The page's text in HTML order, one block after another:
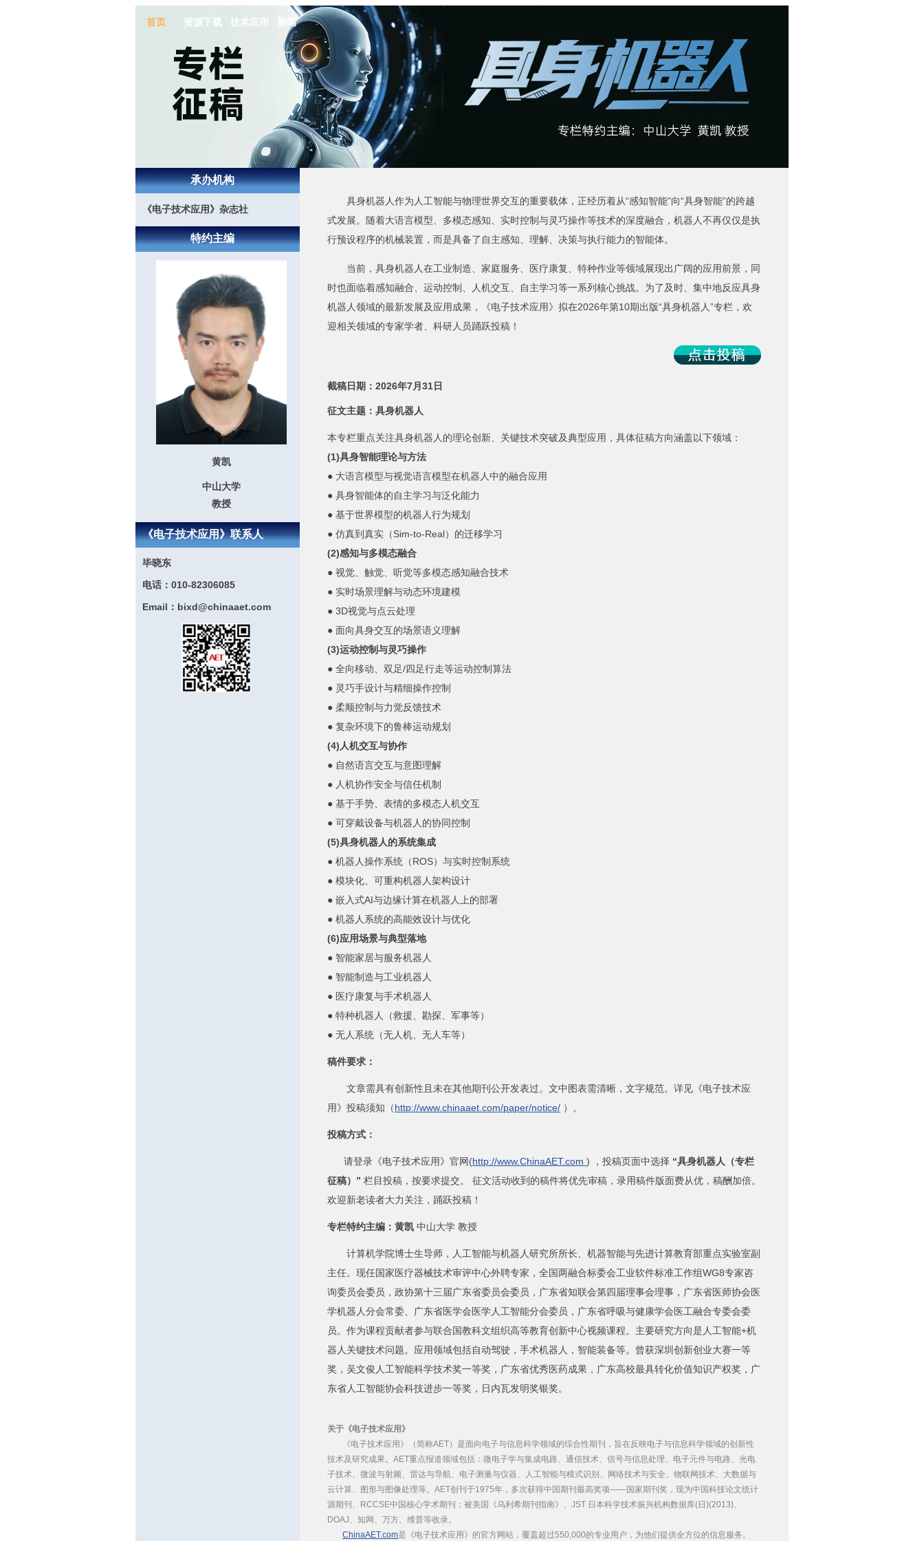
首页 资源下载 技术应用 新闻
承办机构
《电子技术应用》杂志社
特约主编
黄凯
中山大学
教授
《电子技术应用》联系人
毕晓东
电话：010-82306085
Email：bixd@chinaaet.com
具身机器人作为人工智能与物理世界交互的重要载体，正经历着从“感知智能”向“具身智能”的跨越
式发展。随着大语言模型、多模态感知、实时控制与灵巧操作等技术的深度融合，机器人不再仅仅是执
行预设程序的机械装置，而是具备了自主感知、理解、决策与执行能力的智能体。
当前，具身机器人在工业制造、家庭服务、医疗康复、特种作业等领域展现出广阔的应用前景，同
时也面临着感知融合、运动控制、人机交互、自主学习等一系列核心挑战。为了及时、集中地反应具身
机器人领域的最新发展及应用成果，《电子技术应用》拟在2026年第10期出版“具身机器人”专栏，欢
迎相关领域的专家学者、科研人员踊跃投稿！
截稿日期：2026年7月31日
征文主题：具身机器人
本专栏重点关注具身机器人的理论创新、关键技术突破及典型应用，具体征稿方向涵盖以下领域：
(1)具身智能理论与方法
● 大语言模型与视觉语言模型在机器人中的融合应用
● 具身智能体的自主学习与泛化能力
● 基于世界模型的机器人行为规划
● 仿真到真实（Sim-to-Real）的迁移学习
(2)感知与多模态融合
● 视觉、触觉、听觉等多模态感知融合技术
● 实时场景理解与动态环境建模
● 3D视觉与点云处理
● 面向具身交互的场景语义理解
(3)运动控制与灵巧操作
● 全向移动、双足/四足行走等运动控制算法
● 灵巧手设计与精细操作控制
● 柔顺控制与力觉反馈技术
● 复杂环境下的鲁棒运动规划
(4)人机交互与协作
● 自然语言交互与意图理解
● 人机协作安全与信任机制
● 基于手势、表情的多模态人机交互
● 可穿戴设备与机器人的协同控制
(5)具身机器人的系统集成
● 机器人操作系统（ROS）与实时控制系统
● 模块化、可重构机器人架构设计
● 嵌入式AI与边缘计算在机器人上的部署
● 机器人系统的高能效设计与优化
(6)应用场景与典型落地
● 智能家居与服务机器人
● 智能制造与工业机器人
● 医疗康复与手术机器人
● 特种机器人（救援、勘探、军事等）
● 无人系统（无人机、无人车等）
稿件要求：
文章需具有创新性且未在其他期刊公开发表过。文中图表需清晰，文字规范。详见《电子技术应
用》投稿须知（http://www.chinaaet.com/paper/notice/ ）。
投稿方式：
请登录《电子技术应用》官网(http://www.ChinaAET.com ) ，投稿页面中选择 “具身机器人（专栏
征稿）” 栏目投稿，按要求提交。 征文活动收到的稿件将优先审稿，录用稿件版面费从优，稿酬加倍。
欢迎新老读者大力关注，踊跃投稿！
专栏特约主编：黄凯 中山大学 教授
计算机学院博士生导师，人工智能与机器人研究所所长、机器智能与先进计算教育部重点实验室副
主任。现任国家医疗器械技术审评中心外聘专家，全国两融合标委会工业软件标准工作组WG8专家咨
询委员会委员，政协第十三届广东省委员会委员，广东省知联会第四届理事会理事，广东省医师协会医
学机器人分会常委、广东省医学会医学人工智能分会委员，广东省呼吸与健康学会医工融合专委会委
员。作为课程贡献者参与联合国教科文组织高等教育创新中心视频课程。主要研究方向是人工智能+机
器人关键技术问题。应用领域包括自动驾驶，手术机器人，智能装备等。曾获深圳创新创业大赛一等
奖，吴文俊人工智能科学技术奖一等奖，广东省优秀医药成果，广东高校最具转化价值知识产权奖，广
东省人工智能协会科技进步一等奖，日内瓦发明奖银奖。
关于《电子技术应用》
《电子技术应用》（简称AET）是面向电子与信息科学领域的综合性期刊，旨在反映电子与信息科学领域的创新性
技术及研究成果。AET重点报道领域包括：微电子学与集成电路、通信技术、信号与信息处理、电子元件与电路、光电
子技术、微波与射频、雷达与导航、电子测量与仪器、人工智能与模式识别、网络技术与安全、物联网技术、大数据与
云计算、图形与图像处理等。AET创刊于1975年，多次获得中国期刊最高奖项——国家期刊奖，现为中国科技论文统计
源期刊、RCCSE中国核心学术期刊；被美国《乌利希期刊指南》、JST 日本科学技术振兴机构数据库(日)(2013)、
DOAJ、知网、万方、维普等收录。
ChinaAET.com是《电子技术应用》的官方网站，覆盖超过550,000的专业用户，为他们提供全方位的信息服务。